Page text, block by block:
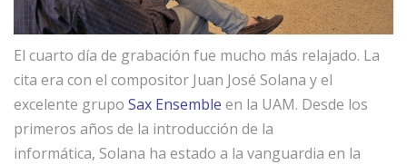
El cuarto día de grabación fue mucho más relajado. La
cita era con el compositor Juan José Solana y el
excelente grupo Sax Ensemble en la UAM. Desde los
primeros años de la introducción de la
informática, Solana ha estado a la vanguardia en la